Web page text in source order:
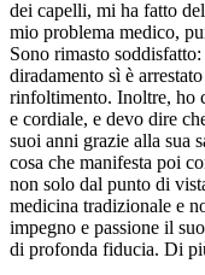
dei capelli, mi ha fatto
mio problema medico,
Sono rimasto
diradamento sì è
rinfoltimento. Inoltre, ho
e cordiale, e devo dire
suoi anni grazie alla sua
cosa che manifesta poi
non solo dal punto di
medicina tradizionale e
impegno e passione il
di profonda fiducia. Di